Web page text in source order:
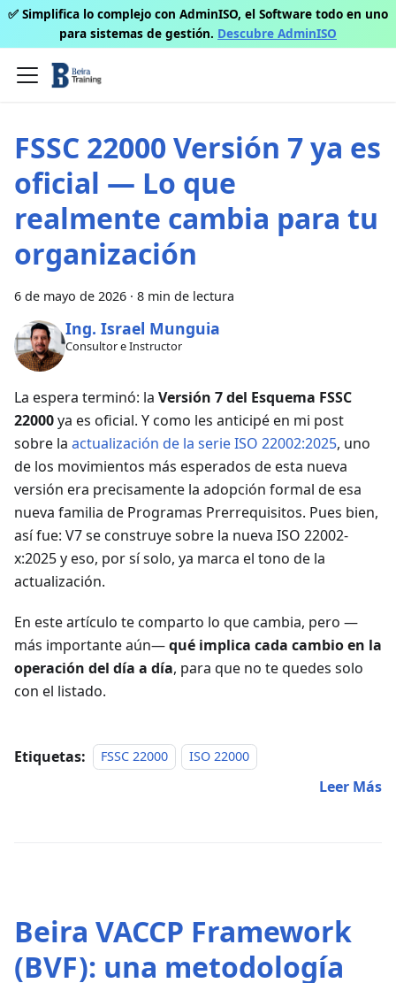
✅ Simplifica lo complejo con AdminISO, el Software todo en uno
para sistemas de gestión. Descubre AdminISO
FSSC 22000 Versión 7 ya es
oficial — Lo que
realmente cambia para tu
organización
6 de mayo de 2026 · 8 min de lectura
Ing. Israel Munguia
Consultor e Instructor
La espera terminó: la Versión 7 del Esquema FSSC
22000ya es oficial. Y como les anticipé en mi post
sobre la actualización de la serie ISO 22002:2025, uno
de los movimientos más esperados de esta nueva
versión era precisamente la adopción formal de esa
nueva familia de Programas Prerrequisitos. Pues bien,
así fue: V7 se construye sobre la nueva ISO 22002-
x:2025 y eso, por sí solo, ya marca el tono de la
actualización.
En este artículo te comparto lo que cambia, pero —
más importante aún—qué implica cada cambio en la
operación del día a día, para que no te quedes solo
con el listado.
Etiquetas: FSSC 22000 ISO 22000
Leer Más
Beira VACCP Framework
(BVF): una metodología